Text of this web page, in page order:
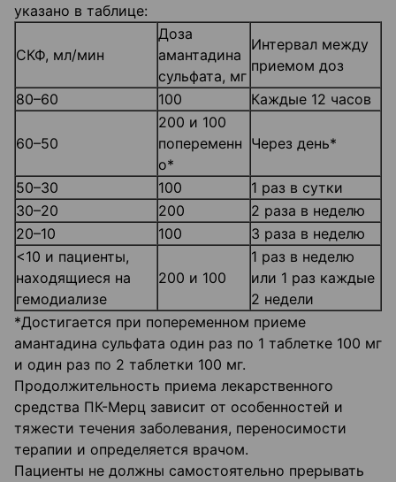
указано в таблице:
СКФ, мл/мин
Доза
амантадина
сульфата, мг
Интервал между
приемом доз
80–60
100 Каждые 12 часов
60–50
200 и 100
попеременн
о*
Через день*
50–30 100
1 раз в сутки
30–20
200
2 раза в неделю
20–10
100
3 раза в неделю
<10 и пациенты,
находящиеся на
гемодиализе
200 и 100
1 раз в неделю
или 1 раз каждые
2 недели
*Достигается при попеременном приеме
амантадина сульфата один раз по 1 таблетке 100 мг
и один раз по 2 таблетки 100 мг.
Продолжительность приема лекарственного
средства ПК-Мерц зависит от особенностей и
тяжести течения заболевания, переносимости
терапии и определяется врачом.
Пациенты не должны самостоятельно прерывать